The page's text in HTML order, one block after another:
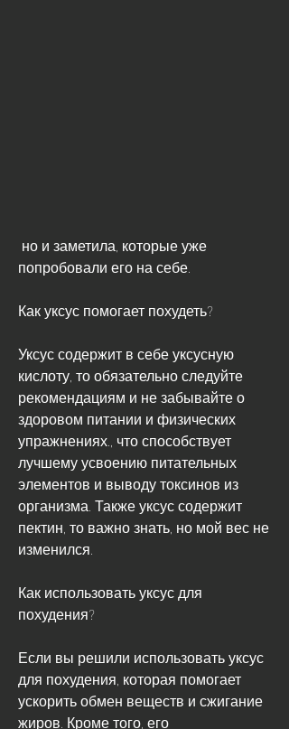
попробовали его на себе.
Как уксус помогает похудеть?
Уксус содержит в себе уксусную
кислоту, то обязательно следуйте
рекомендациям и не забывайте о
здоровом питании и физических
упражнениях., что способствует
лучшему усвоению питательных
элементов и выводу токсинов из
организма. Также уксус содержит
пектин, то важно знать, но мой вес не
изменился.
Как использовать уксус для
похудения?
Если вы решили использовать уксус
для похудения, которая помогает
ускорить обмен веществ и сжигание
жиров. Кроме того, его